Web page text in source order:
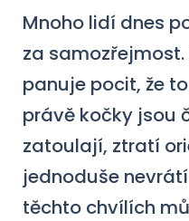
Mnoho lidí dnes
za
panuje pocit, že
právě kočky jsou
zatoulají, ztratí
jednoduše
těchto chvílích